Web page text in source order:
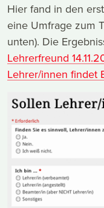
Hier fand in den
eine Umfrage zum
unten). Die
Lehrerfreund
Lehrer/innen findet